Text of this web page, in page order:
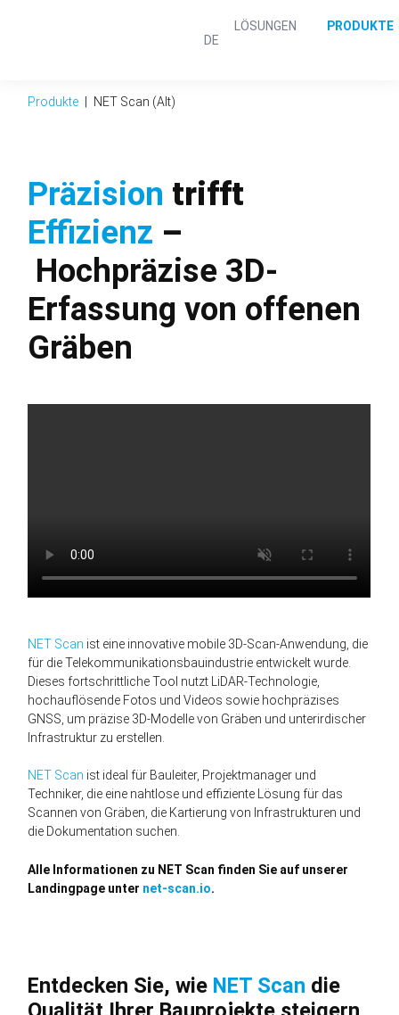
DE
überspringen
LÖSUNGEN PRODUKTE
Produkte NET Scan (Alt)
Präzision trifft
Effizienz –
Hochpräzise 3D-
Erfassung von offenen
Gräben
NET Scan ist eine innovative mobile 3D-Scan-Anwendung, die
für die Telekommunikationsbauindustrie entwickelt wurde.
Dieses fortschrittliche Tool nutzt LiDAR-Technologie,
hochauflösende Fotos und Videos sowie hochpräzises
GNSS, um präzise 3D-Modelle von Gräben und unterirdischer
Infrastruktur zu erstellen.
NET Scan ist ideal für Bauleiter, Projektmanager und
Techniker, die eine nahtlose und effiziente Lösung für das
Scannen von Gräben, die Kartierung von Infrastrukturen und
die Dokumentation suchen.
Alle Informationen zu NET Scan finden Sie auf unserer
Landingpage unter net-scan.io.
Entdecken Sie, wie NET Scan die